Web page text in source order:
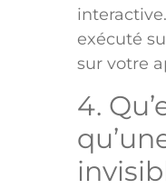
exécuté
sur votre
4.